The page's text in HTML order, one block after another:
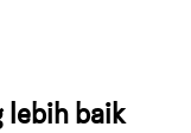
lebih baik